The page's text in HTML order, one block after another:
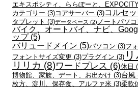
エキスポシティ、ららぽーと、
カテゴリー (3)コアサーバー (3)コルセッ
タブレット (3)データベース (2) ノートパソコ
バイク、オートバイ、ナビ、
ップ(5)
バリュードメイン (5)パソコン (3)フ
フォントサイズ変更 (3)プラグイン (3)
リリカ (8)ワードプレス (6)休日
博物館、家族、デート、お出かけ (3)台風
枚方、淀川、保存食、アルファ米 (3)柔軟